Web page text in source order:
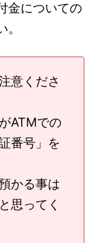
金についての
意くださ
ATMでの
番号」を
かる事は
思ってく